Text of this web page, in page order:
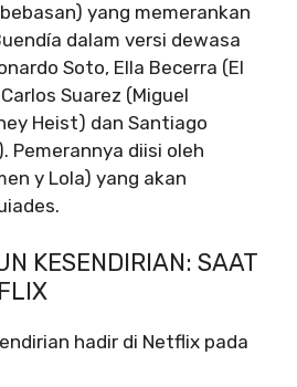
yang memerankan
dalam versi dewasa
Soto, Ella Becerra (El
Suarez (Miguel
Heist) dan Santiago
Pemerannya diisi oleh
y Lola) yang akan
KESENDIRIAN: SAAT
hadir di Netflix pada